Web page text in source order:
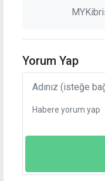
Yorum Yap